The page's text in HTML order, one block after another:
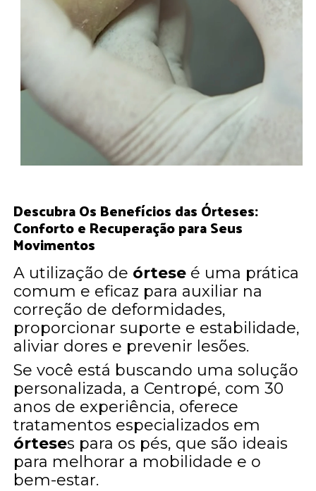
Descubra Os Benefícios das Órteses:
Conforto e Recuperação para Seus
Movimentos
A utilização de órtese é uma prática
comum e eficaz para auxiliar na
correção de deformidades,
proporcionar suporte e estabilidade,
aliviar dores e prevenir lesões.
Se você está buscando uma solução
personalizada, a Centropé, com 30
anos de experiência, oferece
tratamentos especializados em
órteses para os pés, que são ideais
para melhorar a mobilidade e o
bem-estar.